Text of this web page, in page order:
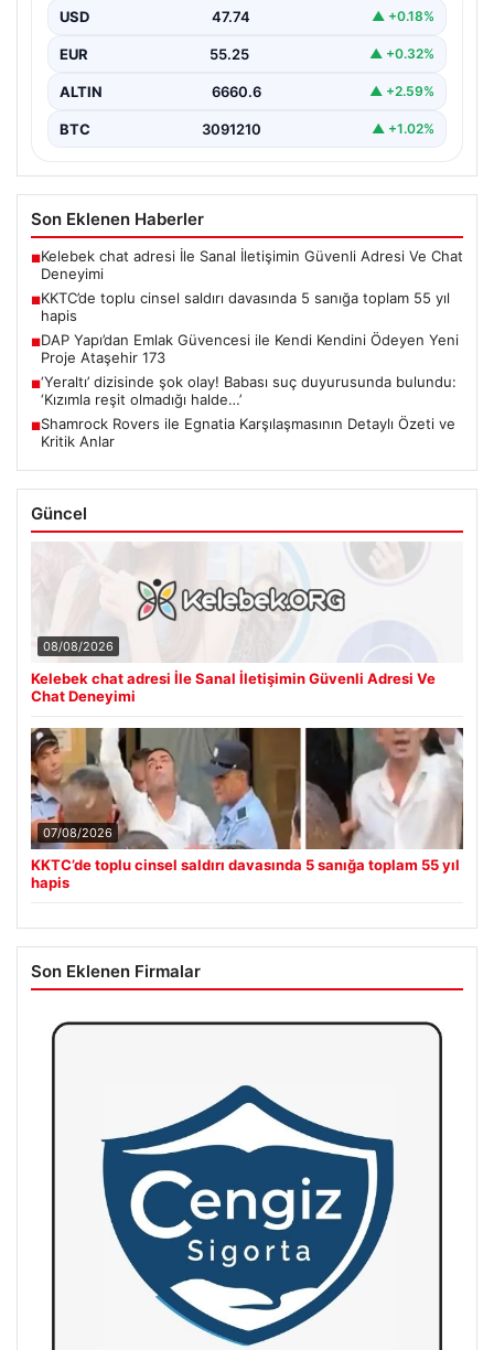
gerçekleşen toplu cinsel saldırı ve bu saldırının…
USD 47.74 ▲ +0.18%
EUR 55.25 ▲ +0.32%
ALTIN 6660.6 ▲ +2.59%
BTC 3091210 ▲ +1.02%
Son Eklenen Haberler
■Kelebek chat adresi İle Sanal İletişimin Güvenli Adresi Ve Chat
Deneyimi
■KKTC’de toplu cinsel saldırı davasında 5 sanığa toplam 55 yıl
hapis
■DAP Yapı’dan Emlak Güvencesi ile Kendi Kendini Ödeyen Yeni
Proje Ataşehir 173
■‘Yeraltı’ dizisinde şok olay! Babası suç duyurusunda bulundu:
‘Kızımla reşit olmadığı halde…’
■Shamrock Rovers ile Egnatia Karşılaşmasının Detaylı Özeti ve
Kritik Anlar
Güncel
08/08/2026
Kelebek chat adresi İle Sanal İletişimin Güvenli Adresi Ve
Chat Deneyimi
07/08/2026
KKTC’de toplu cinsel saldırı davasında 5 sanığa toplam 55 yıl
hapis
Son Eklenen Firmalar